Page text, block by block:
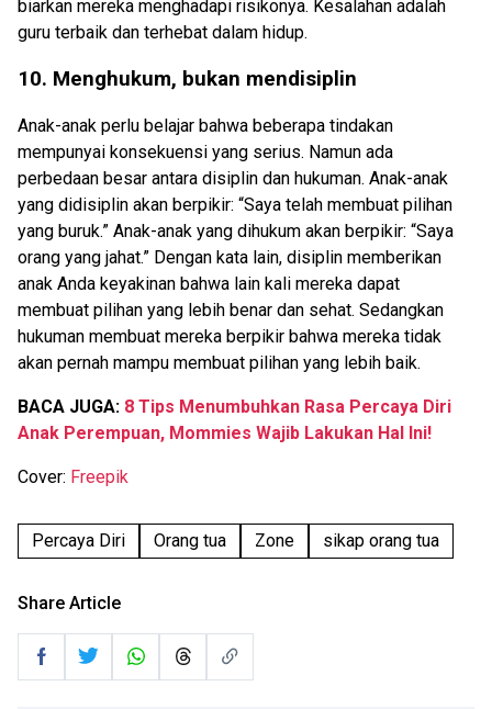
biarkan mereka menghadapi risikonya. Kesalahan adalah
guru terbaik dan terhebat dalam hidup.
10. Menghukum, bukan mendisiplin
Anak-anak perlu belajar bahwa beberapa tindakan
mempunyai konsekuensi yang serius. Namun ada
perbedaan besar antara disiplin dan hukuman. Anak-anak
yang didisiplin akan berpikir: “Saya telah membuat pilihan
yang buruk.” Anak-anak yang dihukum akan berpikir: “Saya
orang yang jahat.” Dengan kata lain, disiplin memberikan
anak Anda keyakinan bahwa lain kali mereka dapat
membuat pilihan yang lebih benar dan sehat. Sedangkan
hukuman membuat mereka berpikir bahwa mereka tidak
akan pernah mampu membuat pilihan yang lebih baik.
BACA JUGA: 8 Tips Menumbuhkan Rasa Percaya Diri
Anak Perempuan, Mommies Wajib Lakukan Hal Ini!
Cover: Freepik
Percaya Diri Orang tua Zone sikap orang tua
Share Article